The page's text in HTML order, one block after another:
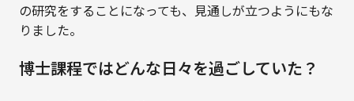
の研究をすることになっても、見通しが立つようにもな
りました。
博士課程ではどんな日々を過ごしていた？